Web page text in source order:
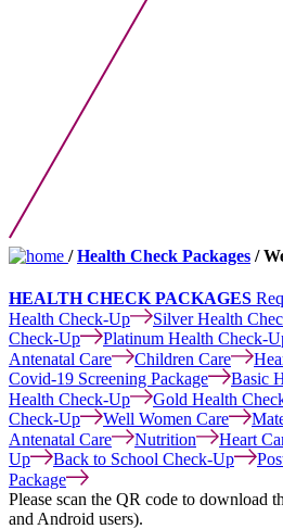
/Health Check Packages /
HEALTH CHECK PACKAGES
Health Check-Up
Silver Health
Check-Up
Platinum Health Check-
Antenatal Care
Children Care
Covid-19 Screening Package
Basic
Health Check-Up
Gold Health
Check-Up
Well Women Care
Antenatal Care
Nutrition Heart
Up
Back to School Check-Up
Package
Please scan the QR code to download
and Android users).